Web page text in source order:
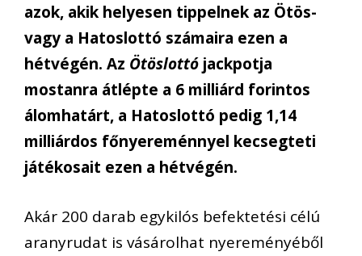
azok, akik helyesen tippelnek az Ötös-
vagy a Hatoslottó számaira ezen a
hétvégén. Az Ötöslottó jackpotja
mostanra átlépte a 6 milliárd forintos
álomhatárt, a Hatoslottó pedig 1,14
milliárdos főnyereménnyel kecsegteti
játékosait ezen a hétvégén.
Akár 200 darab egykilós befektetési célú
aranyrudat is vásárolhat nyereményéből